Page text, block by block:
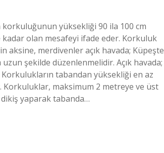
yüksekliği 90 ila 100 cm
olan mesafeyi ifade eder. Korkuluk
aksine, merdivenler açık havada; Küpeşte
şekilde düzenlenmelidir. Açık havada;
tabandan yüksekliği en az
Korkuluklar, maksimum 2 metreye ve üst
yaparak tabanda…